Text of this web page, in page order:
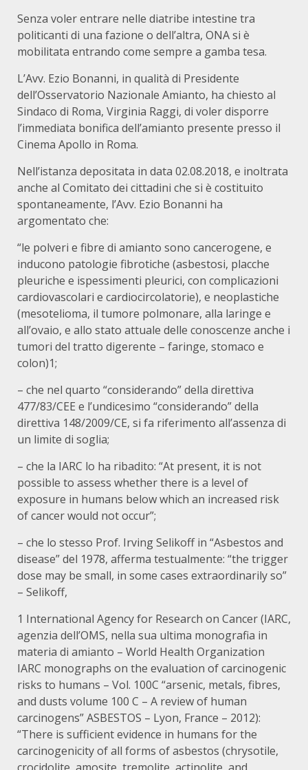
Senza voler entrare nelle diatribe intestine tra
politicanti di una fazione o dell’altra, ONA si è
mobilitata entrando come sempre a gamba tesa.
L’Avv. Ezio Bonanni, in qualità di Presidente
dell’Osservatorio Nazionale Amianto, ha chiesto al
Sindaco di Roma, Virginia Raggi, di voler disporre
l’immediata bonifica dell’amianto presente presso il
Cinema Apollo in Roma.
Nell’istanza depositata in data 02.08.2018, e inoltrata
anche al Comitato dei cittadini che si è costituito
spontaneamente, l’Avv. Ezio Bonanni ha
argomentato che:
“le polveri e fibre di amianto sono cancerogene, e
inducono patologie fibrotiche (asbestosi, placche
pleuriche e ispessimenti pleurici, con complicazioni
cardiovascolari e cardiocircolatorie), e neoplastiche
(mesotelioma, il tumore polmonare, alla laringe e
all’ovaio, e allo stato attuale delle conoscenze anche i
tumori del tratto digerente – faringe, stomaco e
colon)1;
– che nel quarto “considerando” della direttiva
477/83/CEE e l’undicesimo “considerando” della
direttiva 148/2009/CE, si fa riferimento all’assenza di
un limite di soglia;
– che la IARC lo ha ribadito: “At present, it is not
possible to assess whether there is a level of
exposure in humans below which an increased risk
of cancer would not occur”;
– che lo stesso Prof. Irving Selikoff in “Asbestos and
disease” del 1978, afferma testualmente: “the trigger
dose may be small, in some cases extraordinarily so”
– Selikoff,
1 International Agency for Research on Cancer (IARC,
agenzia dell’OMS, nella sua ultima monografia in
materia di amianto – World Health Organization
IARC monographs on the evaluation of carcinogenic
risks to humans – Vol. 100C “arsenic, metals, fibres,
and dusts volume 100 C – A review of human
carcinogens” ASBESTOS – Lyon, France – 2012):
“There is sufficient evidence in humans for the
carcinogenicity of all forms of asbestos (chrysotile,